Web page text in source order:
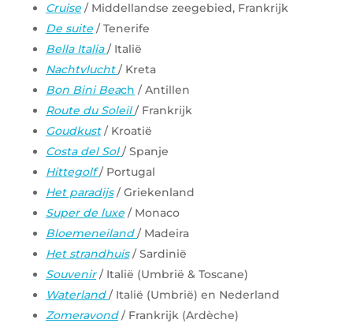
Cruise / Middellandse zeegebied, Frankrijk
De suite / Tenerife
Bella Italia / Italië
Nachtvlucht/ Kreta
Bon Bini Beach / Antillen
Route du Soleil / Frankrijk
Goudkust/ Kroatië
Costa del Sol/ Spanje
Hittegolf / Portugal
Het paradijs/ Griekenland
Super de luxe / Monaco
Bloemeneiland/ Madeira
Het strandhuis/ Sardinië
Souvenir/ Italië (Umbrië & Toscane)
Waterland / Italië (Umbrië) en Nederland
Zomeravond / Frankrijk (Ardèche)